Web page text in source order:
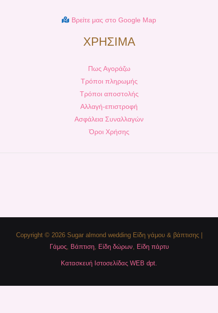
Βρείτε μας στο Google Map
ΧΡΗΣΙΜΑ
Πως Αγοράζω
Τρόποι πληρωμής
Τρόποι αποστολής
Αλλαγή-επιστροφή
Ασφάλεια Συναλλαγών
Όροι Χρήσης
Copyright © 2026 Sugar almond wedding Είδη γάμου & βάπτισης |
Γάμος, Βάπτιση, Είδη δώρων, Είδη πάρτυ
Κατασκευή Ιστοσελίδας WEB dpt.